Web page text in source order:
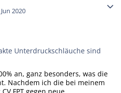
2020
Unterdruckschläuche sind
an, ganz besonders, was die
Nachdem ich die bei meinem